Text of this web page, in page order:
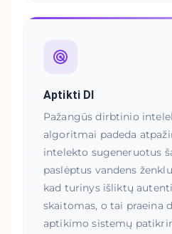
Aptikti DI
Pažangūs dirbtinio
algoritmai padeda
intelekto sugeneruotus
paslėptus vandens
kad turinys išliktų
skaitomas, o tai praeina
aptikimo sistemų